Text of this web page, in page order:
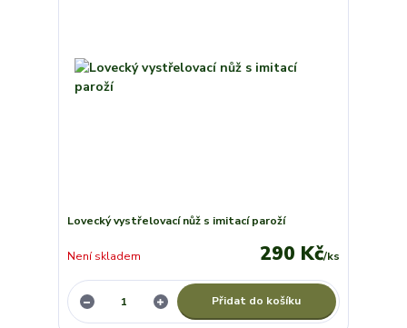
Lovecký vystřelovací nůž s imitací paroží
290 Kč/ks
Není skladem
Přidat do košíku